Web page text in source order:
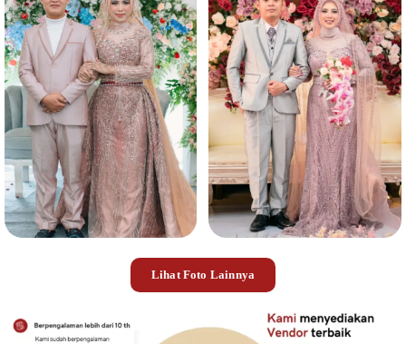
Lihat Foto Lainnya